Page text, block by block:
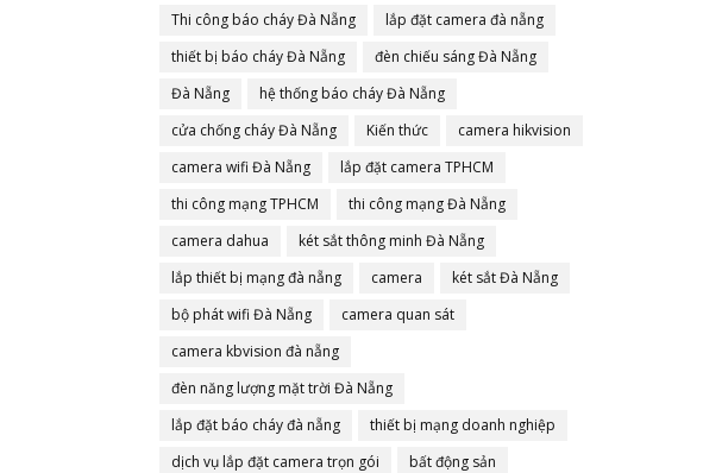
Thi công báo cháy Đà Nẵng
lắp đặt camera đà nẵng
thiết bị báo cháy Đà Nẵng
đèn chiếu sáng Đà Nẵng
Đà Nẵng
hệ thống báo cháy Đà Nẵng
cửa chống cháy Đà Nẵng
Kiến thức
camera hikvision
camera wifi Đà Nẵng
lắp đặt camera TPHCM
thi công mạng TPHCM
thi công mạng Đà Nẵng
camera dahua
két sắt thông minh Đà Nẵng
lắp thiết bị mạng đà nẵng
camera
két sắt Đà Nẵng
bộ phát wifi Đà Nẵng
camera quan sát
camera kbvision đà nẵng
đèn năng lượng mặt trời Đà Nẵng
lắp đặt báo cháy đà nẵng
thiết bị mạng doanh nghiệp
dịch vụ lắp đặt camera trọn gói
bất động sản